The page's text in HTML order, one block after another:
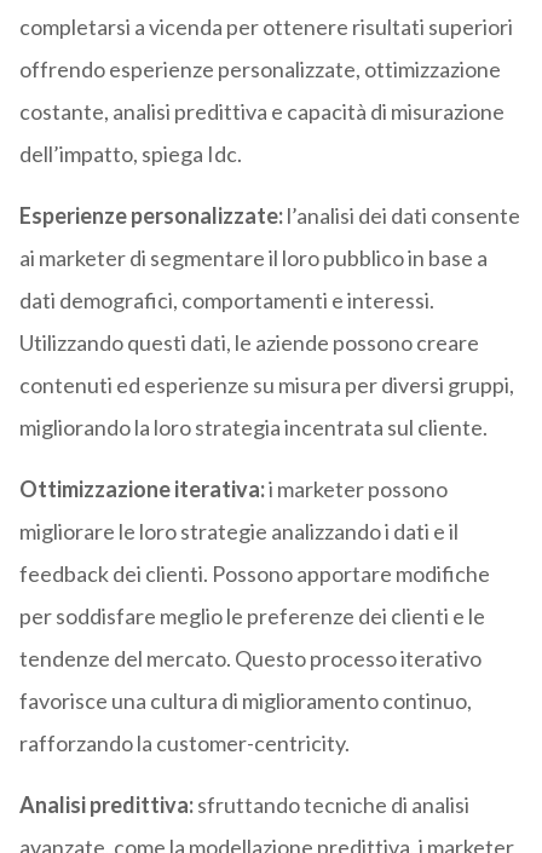
completarsi a vicenda per ottenere risultati superiori
offrendo esperienze personalizzate, ottimizzazione
costante, analisi predittiva e capacità di misurazione
dell’impatto, spiega Idc.
Esperienze personalizzate:l’analisi dei dati consente
ai marketer di segmentare il loro pubblico in base a
dati demografici, comportamenti e interessi.
Utilizzando questi dati, le aziende possono creare
contenuti ed esperienze su misura per diversi gruppi,
migliorando la loro strategia incentrata sul cliente.
Ottimizzazione iterativa:i marketer possono
migliorare le loro strategie analizzando i dati e il
feedback dei clienti. Possono apportare modifiche
per soddisfare meglio le preferenze dei clienti e le
tendenze del mercato. Questo processo iterativo
favorisce una cultura di miglioramento continuo,
rafforzando la customer-centricity.
Analisi predittiva:sfruttando tecniche di analisi
avanzate, come la modellazione predittiva, i marketer